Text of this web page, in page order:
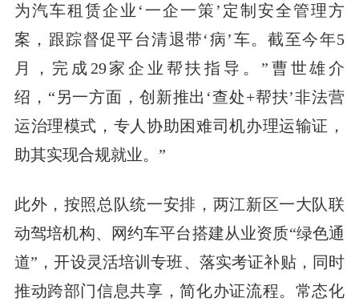
为汽车租赁企业‘一企一策’定制安全管理方
案，跟踪督促平台清退带‘病’车。截至今年5
月，完成29家企业帮扶指导。”曹世雄介
绍，“另一方面，创新推出‘查处+帮扶’非法营
运治理模式，专人协助困难司机办理运输证，
助其实现合规就业。”
此外，按照总队统一安排，两江新区一大队联
动驾培机构、网约车平台搭建从业资质“绿色通
道”，开设灵活培训专班、落实考证补贴，同时
推动跨部门信息共享，简化办证流程。常态化